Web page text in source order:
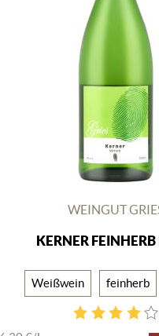
WEINGUT
KERNER FEINHERB
Weißwein feinherb